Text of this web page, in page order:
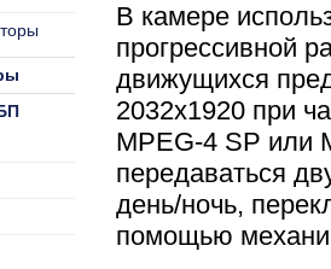
В камере
прогрессивной
движущихся
2032x1920 при
MPEG-4 SP или
передаваться
день/ночь,
помощью